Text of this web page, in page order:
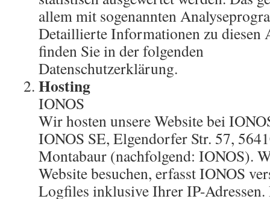
allem mit sogenannten
Detaillierte Informationen zu diesen
finden Sie in der folgenden
Datenschutzerklärung.
Hosting
IONOS
Wir hosten unsere Website bei
IONOS SE, Elgendorfer Str. 57,
Montabaur (nachfolgend: IONOS).
Website besuchen, erfasst IONOS
Logfiles inklusive Ihrer IP-Adressen.